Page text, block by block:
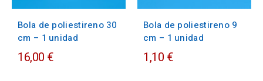
Bola de poliestireno 30
cm – 1 unidad
16,00 €
Bola de poliestireno 9
cm – 1 unidad
1,10 €